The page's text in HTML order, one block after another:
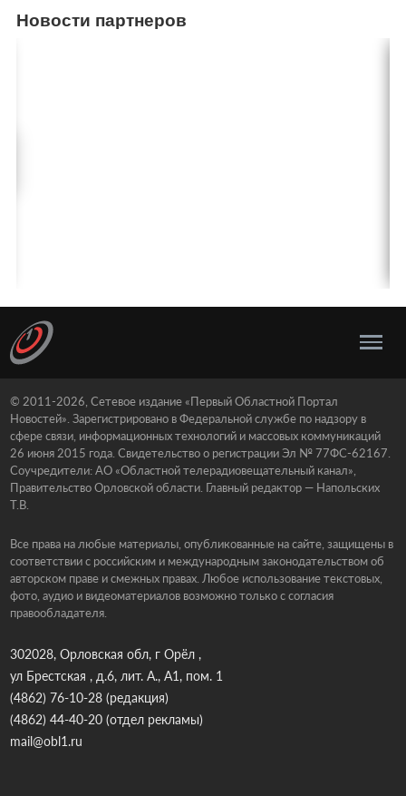
Новости партнеров
© 2011-2026, Сетевое издание «Первый Областной Портал
Новостей». Зарегистрировано в Федеральной службе по надзору в
сфере связи, информационных технологий и массовых коммуникаций
26 июня 2015 года. Свидетельство о регистрации Эл № 77ФС-62167.
Соучредители: АО «Областной телерадиовещательный канал»,
Правительство Орловской области. Главный редактор — Напольских
Т.В.
Все права на любые материалы, опубликованные на сайте, защищены в
соответствии с российским и международным законодательством об
авторском праве и смежных правах. Любое использование текстовых,
фото, аудио и видеоматериалов возможно только с согласия
правообладателя.
302028, Орловская обл, г Орёл ,
ул Брестская , д.6, лит. А., А1, пом. 1
(4862) 76-10-28(редакция)
(4862) 44-40-20(отдел рекламы)
mail@obl1.ru